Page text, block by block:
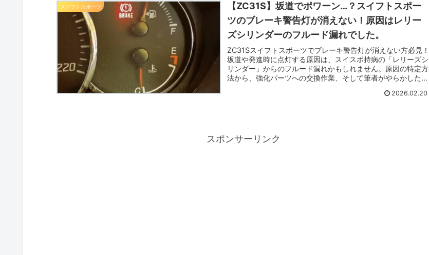
スイフトスポーツ
【ZC31S】坂道でポワーン…？スイフトスポー
ツのブレーキ警告灯が消えない！原因はレリー
ズシリンダーのフルード漏れでした。
ZC31Sスイフトスポーツでブレーキ警告灯が消えない方必見！
坂道や発進時に点灯する原因は、スイスポ持病の「レリーズシ
リンダー」からのフルード漏れかもしれません。原因の特定方
法から、強化パーツへの交換作業、そして筆者がやらかした
2026.02.20
スポンサーリンク